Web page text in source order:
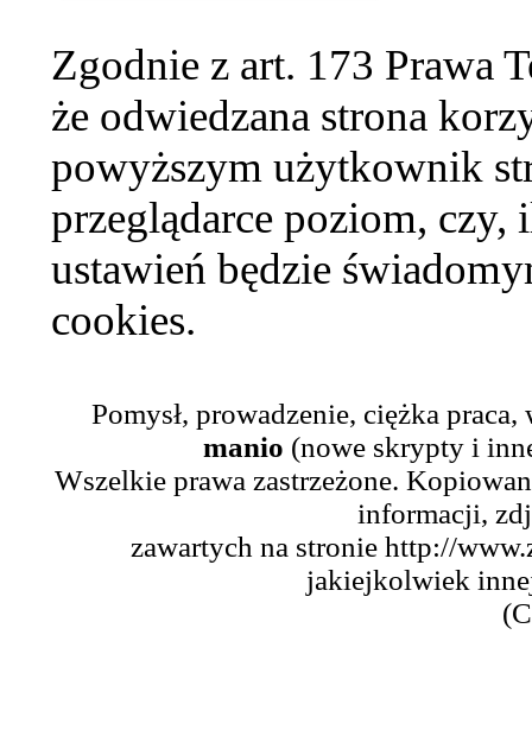
Zgodnie z art. 173 Prawa
że odwiedzana strona
powyższym użytkownik
przeglądarce poziom,
ustawień będzie
cookies.
Pomysł, prowadzenie, ciężka
manio (nowe skrypty i
Wszelkie prawa zastrzeżone.
informacji,
zawartych na stronie http://
jakiejkolwiek